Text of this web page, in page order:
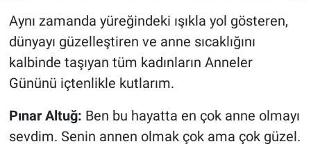
Aynı zamanda yüreğindeki ışıkla yol gösteren,
dünyayı güzelleştiren ve anne sıcaklığını
kalbinde taşıyan tüm kadınların Anneler
Gününü içtenlikle kutlarım.
Pınar Altuğ: Ben bu hayatta en çok anne olmayı
sevdim. Senin annen olmak çok ama çok güzel.